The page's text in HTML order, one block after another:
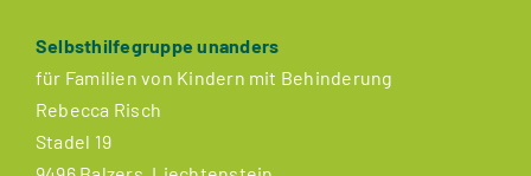
Selbsthilfegruppe unanders
für Familien von Kindern mit Behinderung
Rebecca Risch
Stadel 19